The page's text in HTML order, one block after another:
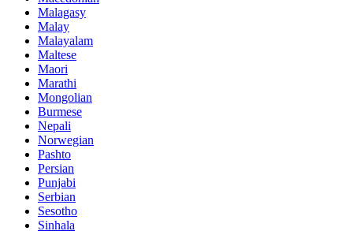
Malagasy
Malay
Malayalam
Maltese
Maori
Marathi
Mongolian
Burmese
Nepali
Norwegian
Pashto
Persian
Punjabi
Serbian
Sesotho
Sinhala